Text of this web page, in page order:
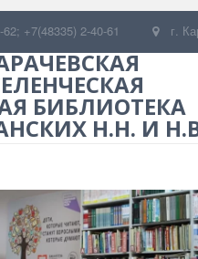
+7(48335) 2-40-61 г.
БИБЛИОТЕКА
Н.Н. И